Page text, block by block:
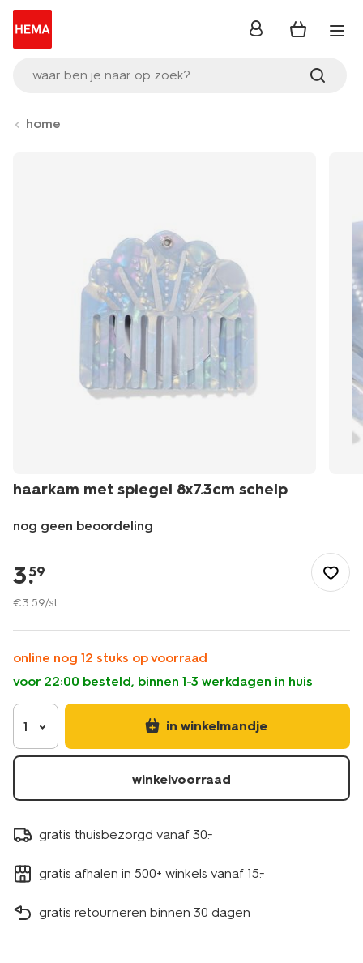
waar ben je naar op zoek?
inloggen
home
haarkam met spiegel 8x7.3cm schelp
nog geen beoordeling
met-
spiegel-
8x7.3cm-
60101114.html
3.
59
€3.59/st.
online nog 12 stuks op voorraad
voor 22:00 besteld, binnen 1-3 werkdagen in huis
1 in winkelmandje
winkelvoorraad
gratis thuisbezorgd vanaf 30.-
gratis afhalen in 500+ winkels vanaf 15.-
gratis retourneren binnen 30 dagen